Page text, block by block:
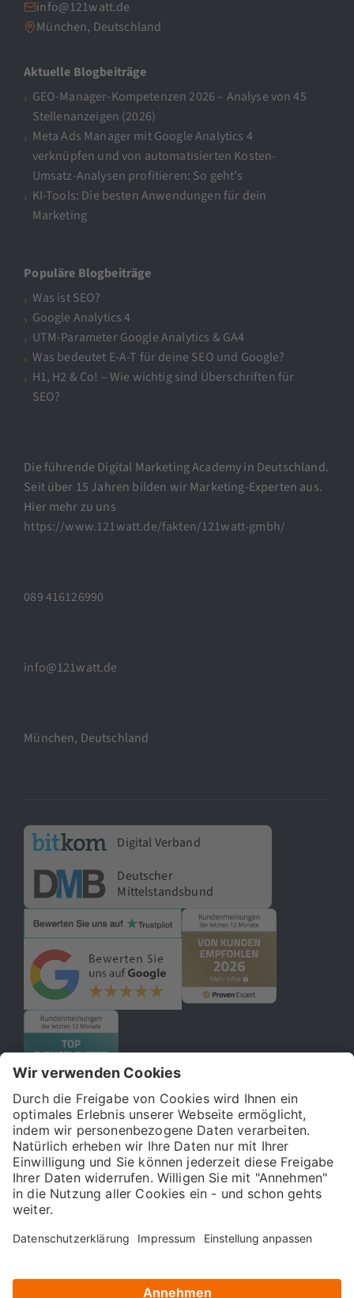
info@121watt.de
München, Deutschland
Aktuelle Blogbeiträge
GEO-Manager-Kompetenzen 2026 – Analyse von 45
Stellenanzeigen (2026)
Meta Ads Manager mit Google Analytics 4
verknüpfen und von automatisierten Kosten-
Umsatz-Analysen profitieren: So geht’s
KI-Tools: Die besten Anwendungen für dein
Marketing
Populäre Blogbeiträge
Was ist SEO?
Google Analytics 4
UTM-Parameter Google Analytics & GA4
Was bedeutet E-A-T für deine SEO und Google?
H1, H2 & Co! – Wie wichtig sind Überschriften für
SEO?
Die führende Digital Marketing Academy in Deutschland.
Seit über 15 Jahren bilden wir Marketing-Experten aus.
Hier mehr zu uns
https://www.121watt.de/fakten/121watt-gmbh/
089 416126990
info@121watt.de
München, Deutschland
Digital Verband
Deutscher
Mittelstandsbund
© 2026 121WATT GmbH
Über uns
Allgemeine Geschäftsbedingungen